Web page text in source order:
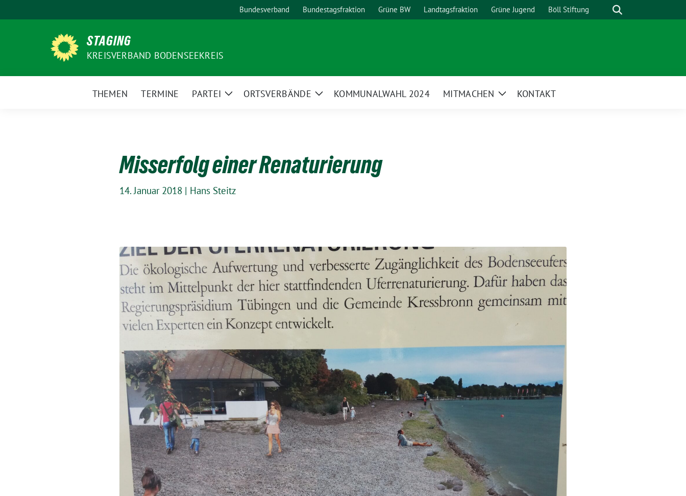
zum
Bundesverband Bundestagsfraktion Grüne BW Landtagsfraktion Grüne Jugend Böll Stiftung Suche
STAGING
KREISVERBAND BODENSEEKREIS
THEMEN TERMINE PARTEI
ZeigeORTSVERBÄNDE
ZeigeKOMMUNALWAHL 2024 MITMACHEN
ZeigeKONTAKT
Misserfolg einer Renaturierung
14. Januar 2018 | Hans Steitz